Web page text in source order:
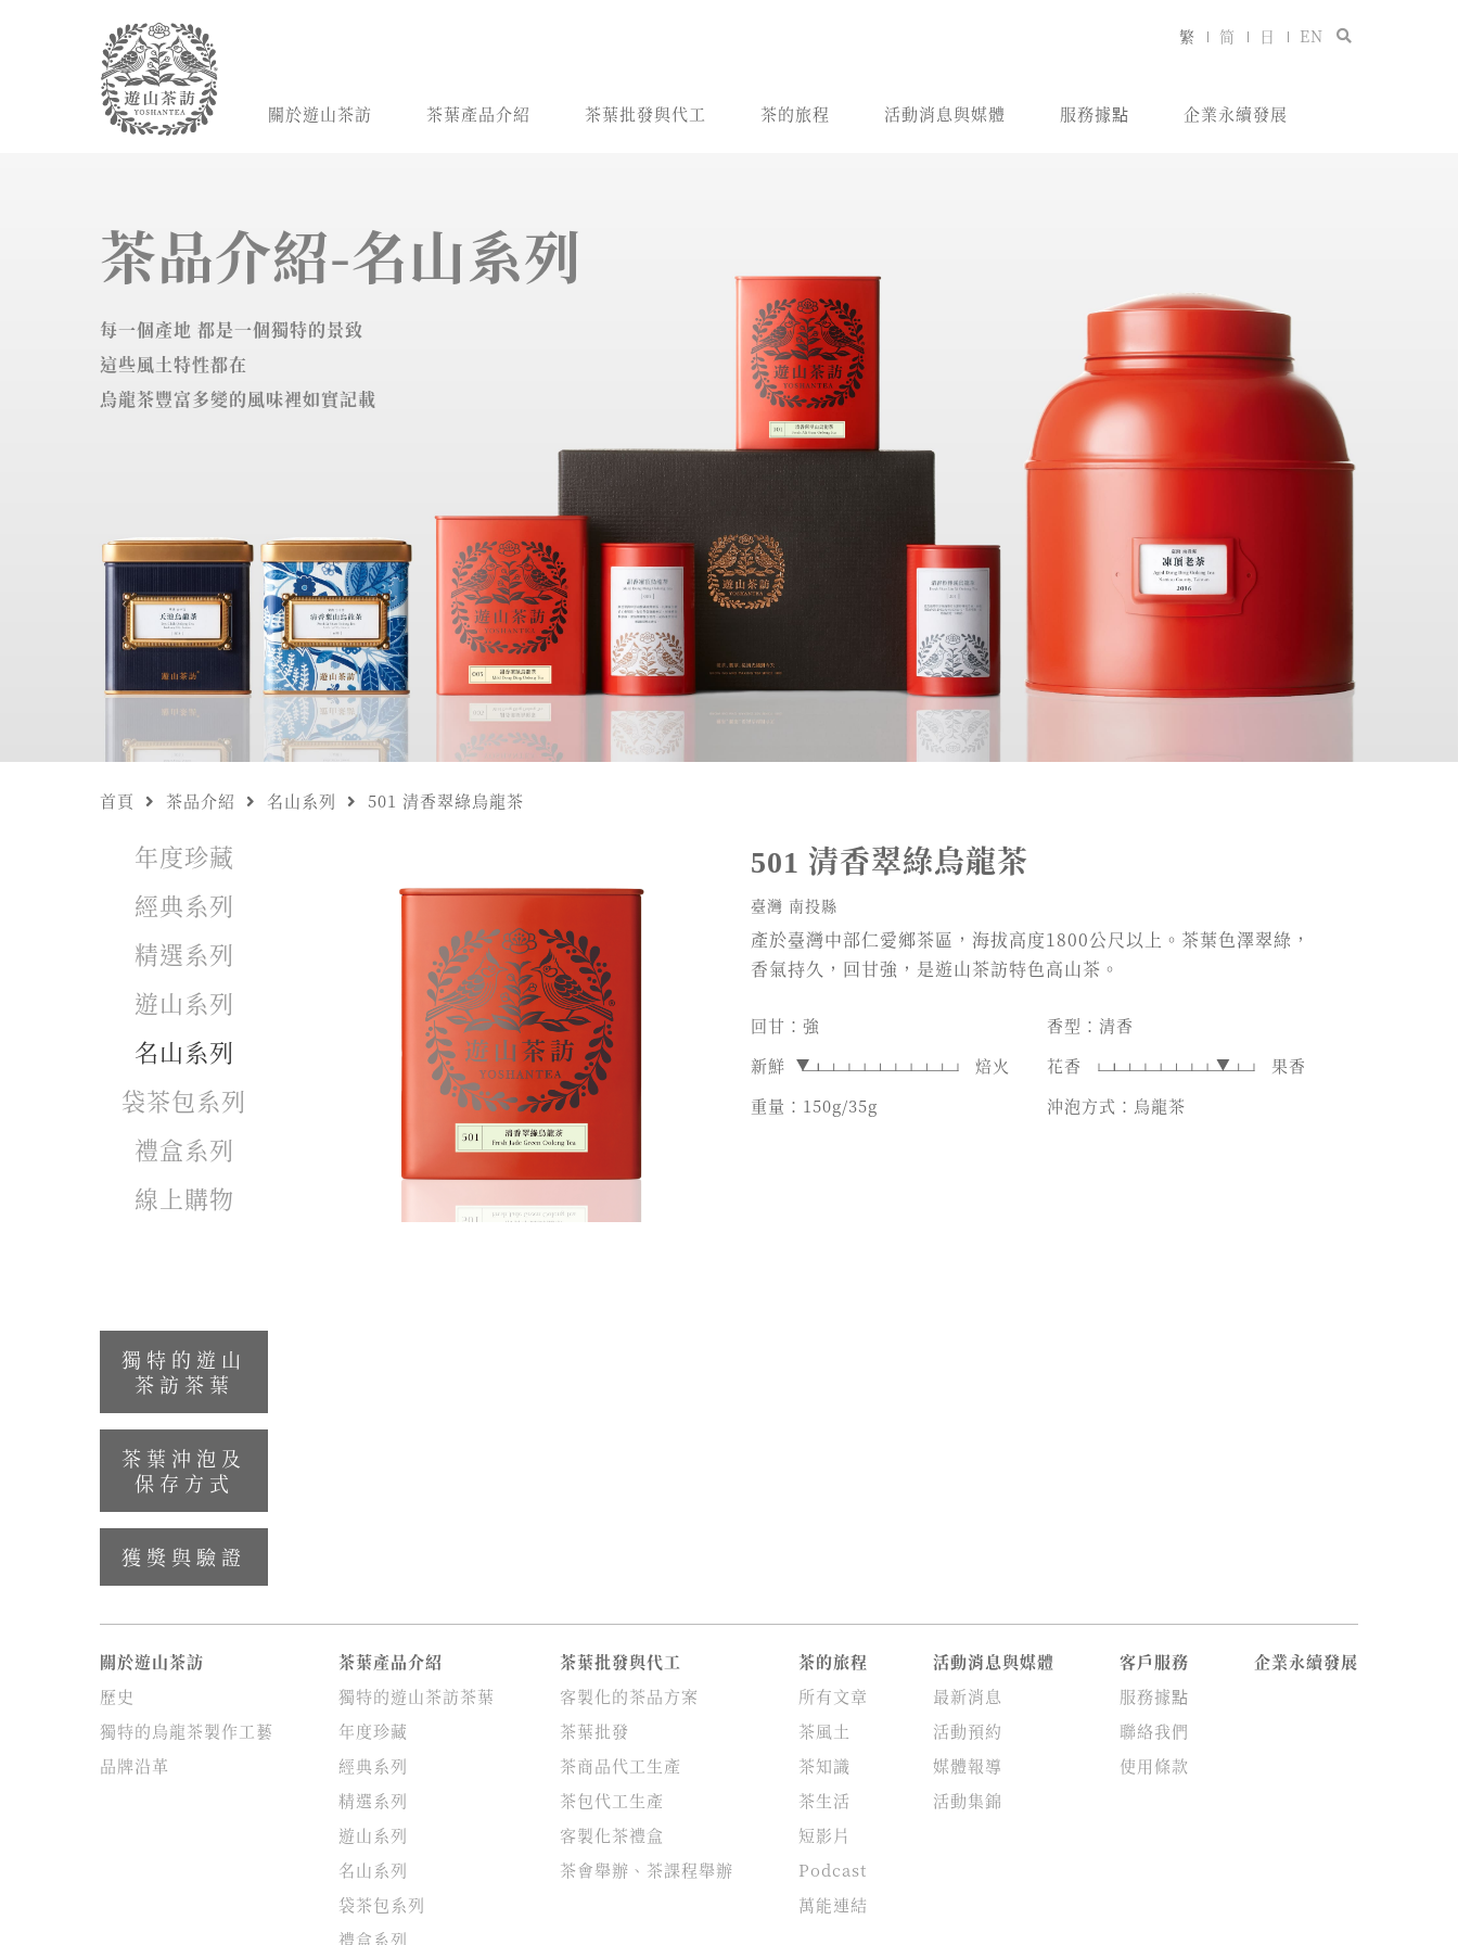
關於遊山茶訪 茶葉產品介紹 茶葉批發與代工 茶的旅程 活動消息與媒體 服務據點 企業永續發展
繁 简 日 EN
茶品介紹-名山系列
每一個產地 都是一個獨特的景致
這些風土特性都在
烏龍茶豐富多變的風味裡如實記載
首頁 茶品介紹 名山系列 501 清香翠綠烏龍茶
年度珍藏
經典系列
精選系列
遊山系列
名山系列
袋茶包系列
禮盒系列
線上購物
獨特的遊山
茶訪茶葉
茶葉沖泡及
保存方式
獲獎與驗證
501 清香翠綠烏龍茶
臺灣 南投縣
產於臺灣中部仁愛鄉茶區，海拔高度1800公尺以上。茶葉色澤翠綠，
香氣持久，回甘強，是遊山茶訪特色高山茶。
回甘：強
香型：清香
新鮮
焙火 花香
果香
重量：150g/35g
沖泡方式：烏龍茶
關於遊山茶訪
歷史
獨特的烏龍茶製作工藝
品牌沿革
茶葉產品介紹
獨特的遊山茶訪茶葉
年度珍藏
經典系列
精選系列
遊山系列
名山系列
袋茶包系列
禮盒系列
茶葉批發與代工
客製化的茶品方案
茶葉批發
茶商品代工生產
茶包代工生產
客製化茶禮盒
茶會舉辦、茶課程舉辦
茶的旅程
所有文章
茶風土
茶知識
茶生活
短影片
Podcast
萬能連結
活動消息與媒體
最新消息
活動預約
媒體報導
活動集錦
客戶服務
服務據點
聯絡我們
使用條款
企業永續發展